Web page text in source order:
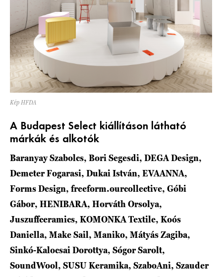
Kép HFDA
A Budapest Select kiállításon látható
márkák és alkotók
Baranyay Szabolcs, Bori Segesdi, DEGA Design,
Demeter Fogarasi, Dukai István, EVAANNA,
Forms Design, freeform.ourcollective, Góbi
Gábor, HENIBARA, Horváth Orsolya,
Juszuffceramics, KOMONKA Textile, Koós
Daniella, Make Sail, Maniko, Mátyás Zagiba,
Sinkó-Kalocsai Dorottya, Sógor Sarolt,
SoundWool, SUSU Keramika, SzaboAni, Szauder